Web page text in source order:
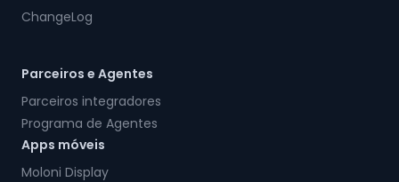
ChangeLog
Parceiros e Agentes
Parceiros integradores
Programa de Agentes
Apps móveis
Moloni Display